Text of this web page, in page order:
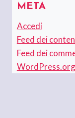
META
Accedi
Feed dei
Feed dei
WordPress.org